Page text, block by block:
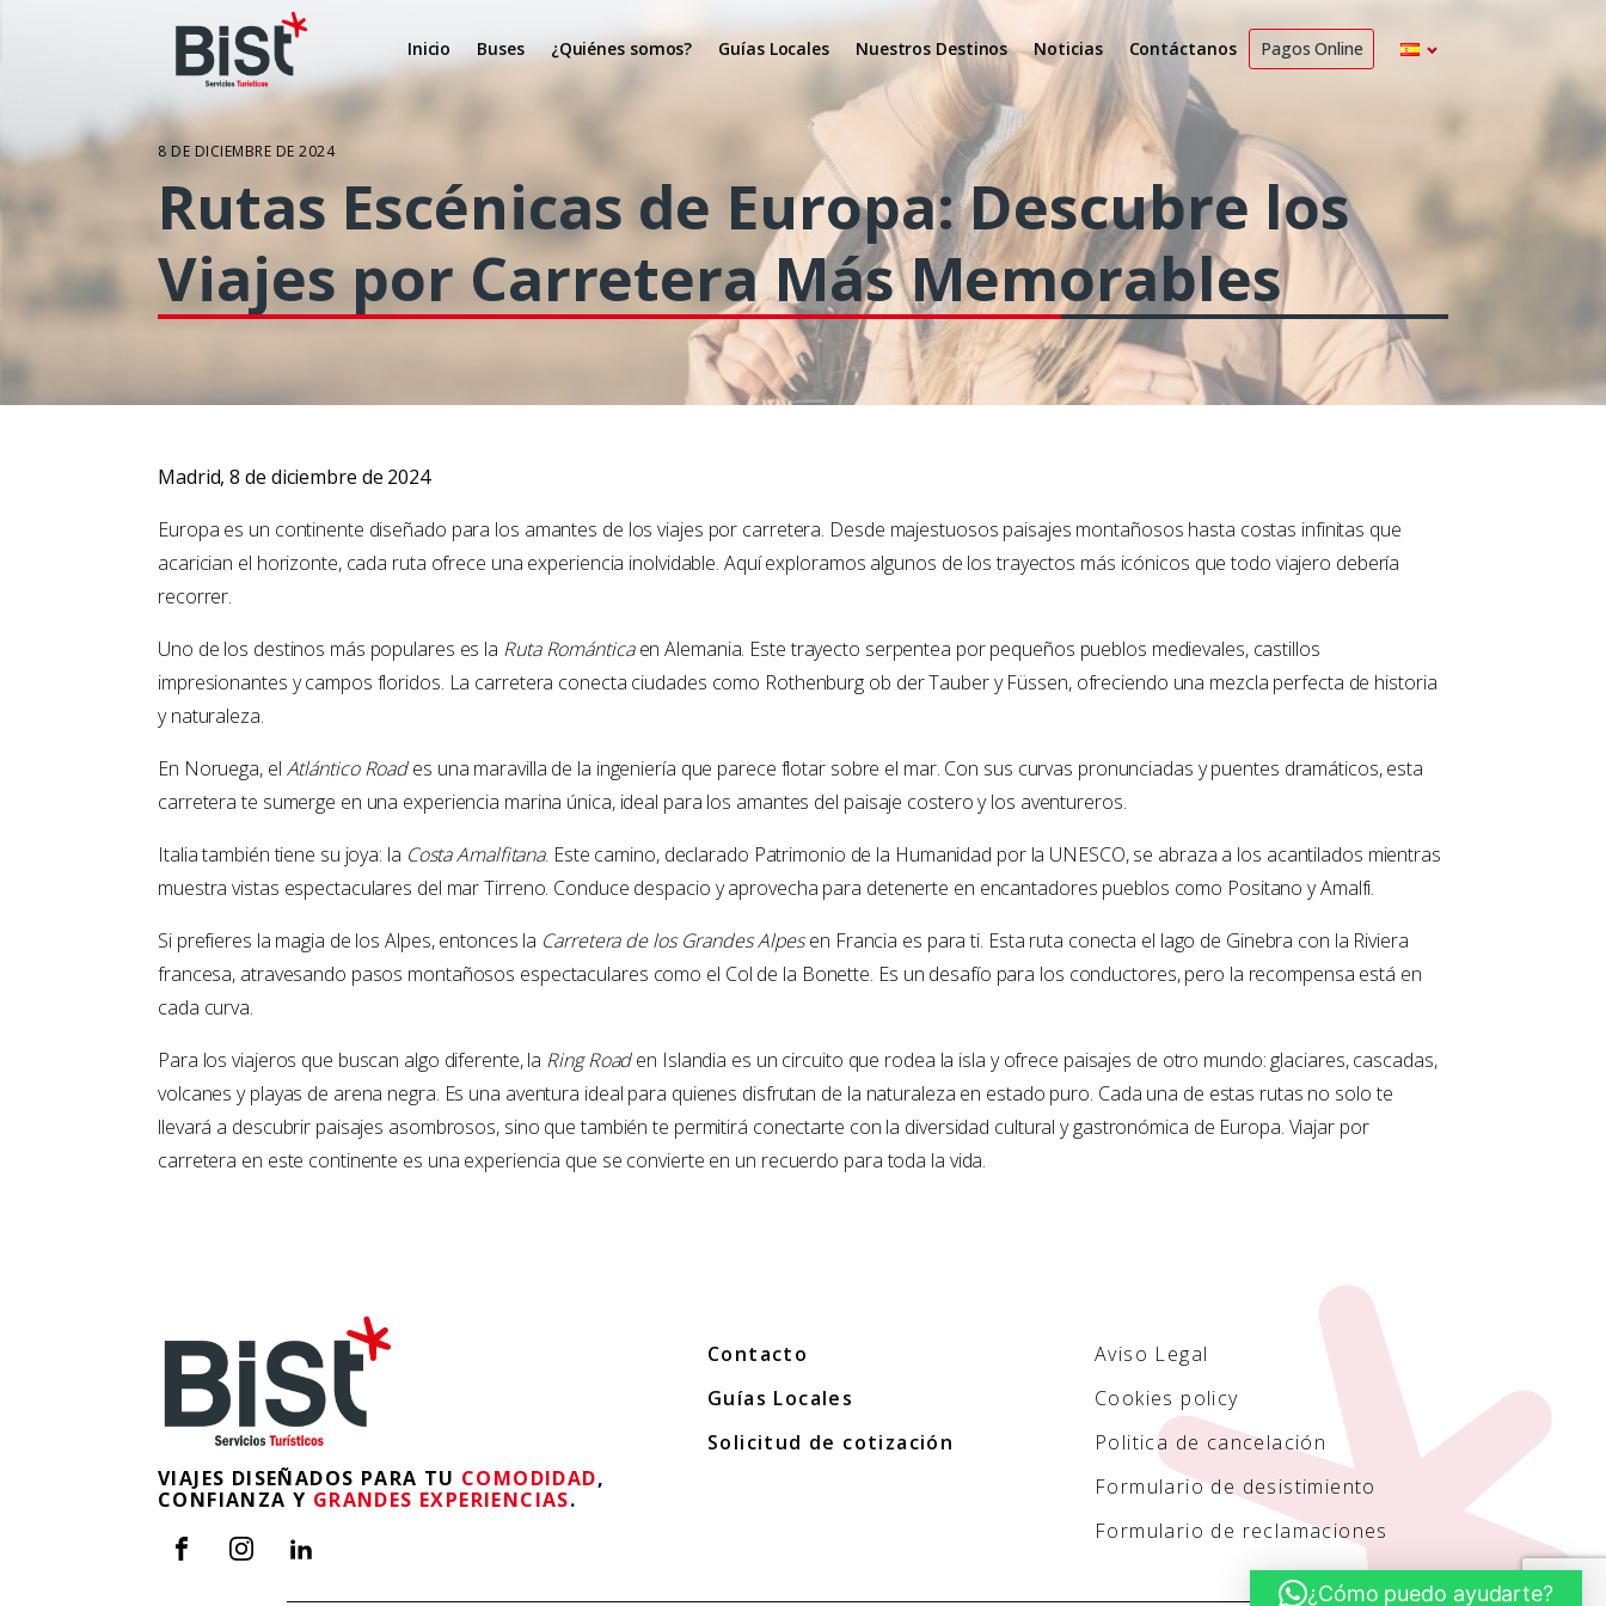
Inicio Buses ¿Quiénes somos? Guías Locales Nuestros Destinos Noticias Contáctanos Pagos Online
8 DE DICIEMBRE DE 2024
Rutas Escénicas de Europa: Descubre los
Viajes por Carretera Más Memorables
Madrid, 8 de diciembre de 2024
Europa es un continente diseñado para los amantes de los viajes por carretera. Desde majestuosos paisajes montañosos hasta costas infinitas que
acarician el horizonte, cada ruta ofrece una experiencia inolvidable. Aquí exploramos algunos de los trayectos más icónicos que todo viajero debería
recorrer.
Uno de los destinos más populares es la Ruta Románticaen Alemania. Este trayecto serpentea por pequeños pueblos medievales, castillos
impresionantes y campos floridos. La carretera conecta ciudades como Rothenburg ob der Tauber y Füssen, ofreciendo una mezcla perfecta de historia
y naturaleza.
En Noruega, el Atlántico Roades una maravilla de la ingeniería que parece flotar sobre el mar. Con sus curvas pronunciadas y puentes dramáticos, esta
carretera te sumerge en una experiencia marina única, ideal para los amantes del paisaje costero y los aventureros.
Italia también tiene su joya: la Costa Amalfitana. Este camino, declarado Patrimonio de la Humanidad por la UNESCO, se abraza a los acantilados mientras
muestra vistas espectaculares del mar Tirreno. Conduce despacio y aprovecha para detenerte en encantadores pueblos como Positano y Amalfi.
Si prefieres la magia de los Alpes, entonces la Carretera de los Grandes Alpesen Francia es para ti. Esta ruta conecta el lago de Ginebra con la Riviera
francesa, atravesando pasos montañosos espectaculares como el Col de la Bonette. Es un desafío para los conductores, pero la recompensa está en
cada curva.
Para los viajeros que buscan algo diferente, la Ring Roaden Islandia es un circuito que rodea la isla y ofrece paisajes de otro mundo: glaciares, cascadas,
volcanes y playas de arena negra. Es una aventura ideal para quienes disfrutan de la naturaleza en estado puro. Cada una de estas rutas no solo te
llevará a descubrir paisajes asombrosos, sino que también te permitirá conectarte con la diversidad cultural y gastronómica de Europa. Viajar por
carretera en este continente es una experiencia que se convierte en un recuerdo para toda la vida.
VIAJES DISEÑADOS PARA TU COMODIDAD,
CONFIANZA Y GRANDES EXPERIENCIAS.
Contacto
Guías Locales
Solicitud de cotización
Aviso Legal
Cookies policy
Politica de cancelación
Formulario de desistimiento
Formulario de reclamaciones
¿Cómo puedo ayudarte?